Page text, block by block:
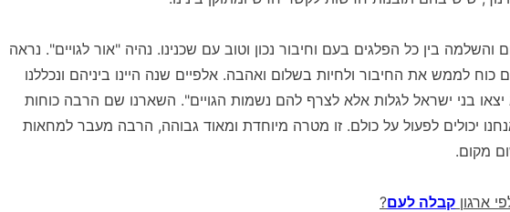
והשלמה בין כל הפלגים בעם וחיבור נכון וטוב עם שכנינו. נהיה "אור לגויים". נראה
לממש את החיבור ולחיות בשלום ואהבה. אלפיים שנה היינו ביניהם ונכללנו
בני ישראל לגלות אלא לצרף להם נשמות הגויים". השארנו שם הרבה כוחות
יכולים לפעול על כולם. זו מטרה מיוחדת ומאוד גבוהה, הרבה מעבר למחאות
מקום.
ארגון קבלה לעם?